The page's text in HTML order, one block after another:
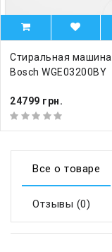
Стиральная машина
Bosch WGE03200BY
24799 грн.
Все о товаре
Отзывы (0)